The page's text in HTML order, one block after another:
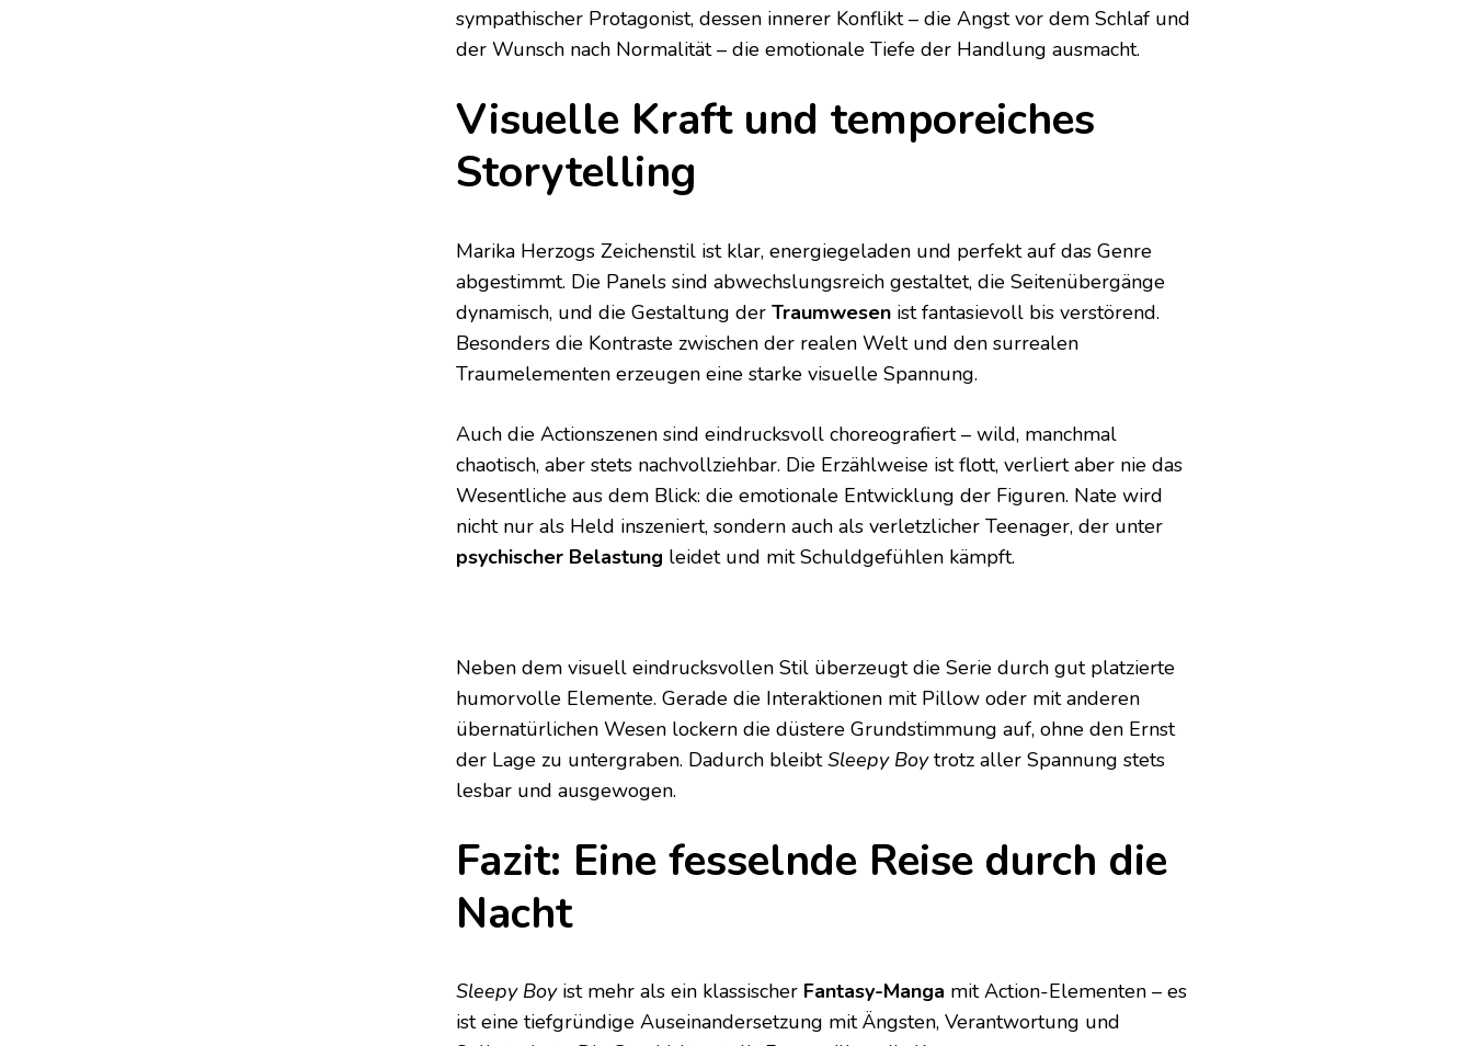
sympathischer Protagonist, dessen innerer Konflikt – die Angst vor dem Schlaf und
der Wunsch nach Normalität – die emotionale Tiefe der Handlung ausmacht.
Visuelle Kraft und temporeiches
Storytelling
Marika Herzogs Zeichenstil ist klar, energiegeladen und perfekt auf das Genre
abgestimmt. Die Panels sind abwechslungsreich gestaltet, die Seitenübergänge
dynamisch, und die Gestaltung der Traumwesen ist fantasievoll bis verstörend.
Besonders die Kontraste zwischen der realen Welt und den surrealen
Traumelementen erzeugen eine starke visuelle Spannung.
Auch die Actionszenen sind eindrucksvoll choreografiert – wild, manchmal
chaotisch, aber stets nachvollziehbar. Die Erzählweise ist flott, verliert aber nie das
Wesentliche aus dem Blick: die emotionale Entwicklung der Figuren. Nate wird
nicht nur als Held inszeniert, sondern auch als verletzlicher Teenager, der unter
psychischer Belastung leidet und mit Schuldgefühlen kämpft.
Neben dem visuell eindrucksvollen Stil überzeugt die Serie durch gut platzierte
humorvolle Elemente. Gerade die Interaktionen mit Pillow oder mit anderen
übernatürlichen Wesen lockern die düstere Grundstimmung auf, ohne den Ernst
der Lage zu untergraben. Dadurch bleibtSleepy Boytrotz aller Spannung stets
lesbar und ausgewogen.
Fazit: Eine fesselnde Reise durch die
Nacht
Sleepy Boyist mehr als ein klassischer Fantasy-Manga mit Action-Elementen – es
ist eine tiefgründige Auseinandersetzung mit Ängsten, Verantwortung und